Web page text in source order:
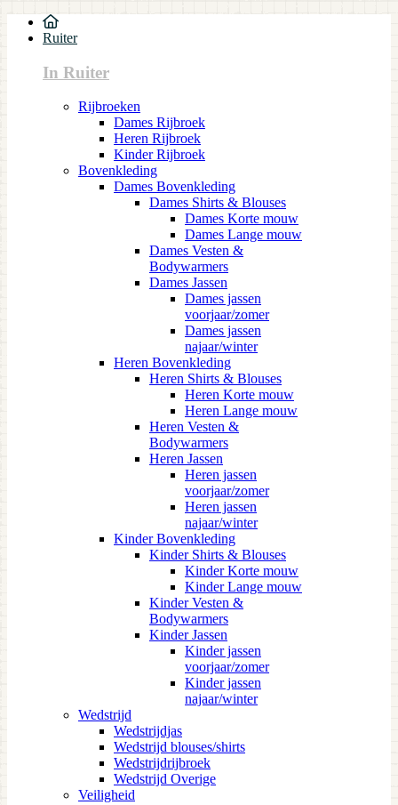
Ruiter
In Ruiter
Rijbroeken
Dames Rijbroek
Heren Rijbroek
Kinder Rijbroek
Bovenkleding
Dames Bovenkleding
Dames Shirts & Blouses
Dames Korte mouw
Dames Lange mouw
Dames Vesten &
Bodywarmers
Dames Jassen
Dames jassen
voorjaar/zomer
Dames jassen
najaar/winter
Heren Bovenkleding
Heren Shirts & Blouses
Heren Korte mouw
Heren Lange mouw
Heren Vesten &
Bodywarmers
Heren Jassen
Heren jassen
voorjaar/zomer
Heren jassen
najaar/winter
Kinder Bovenkleding
Kinder Shirts & Blouses
Kinder Korte mouw
Kinder Lange mouw
Kinder Vesten &
Bodywarmers
Kinder Jassen
Kinder jassen
voorjaar/zomer
Kinder jassen
najaar/winter
Wedstrijd
Wedstrijdjas
Wedstrijd blouses/shirts
Wedstrijdrijbroek
Wedstrijd Overige
Veiligheid